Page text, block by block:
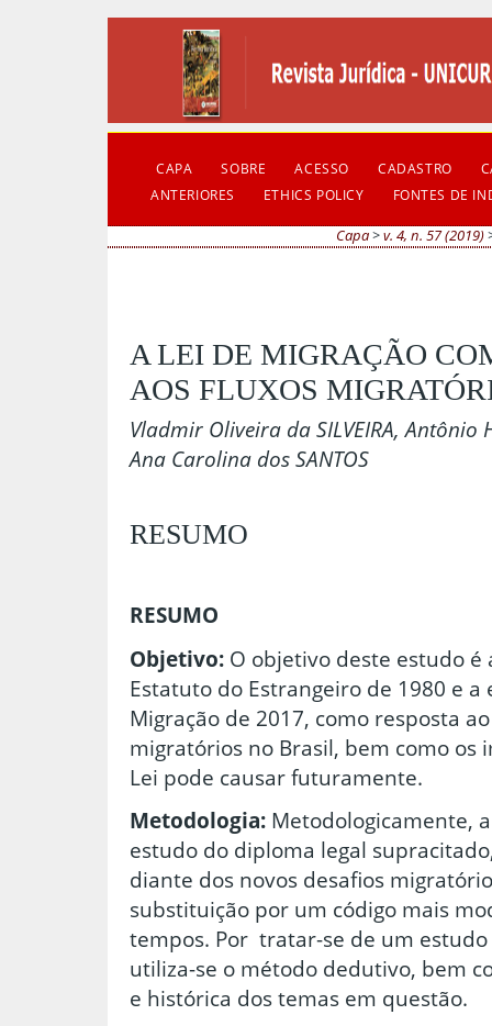
CAPA SOBRE ACESSO CADASTRO
ANTERIORES
ETHICS POLICY FONTES DE
Capa>v. 4, n. 57 (2019)
A LEI DE MIGRAÇÃO
AOS FLUXOS
Vladmir Oliveira da SILVEIRA, Antônio
Ana Carolina dos SANTOS
RESUMO
RESUMO
Objetivo: O objetivo deste estudo
Estatuto do Estrangeiro de 1980 e
Migração de 2017, como resposta
migratórios no Brasil, bem como os
Lei pode causar futuramente.
Metodologia: Metodologicamente,
estudo do diploma legal
diante dos novos desafios
substituição por um código mais
tempos. Por tratar-se de um
utiliza-se o método dedutivo, bem
e histórica dos temas em questão.